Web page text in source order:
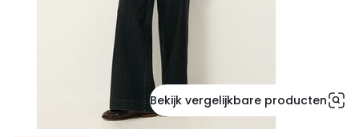
Bekijk vergelijkbare producten